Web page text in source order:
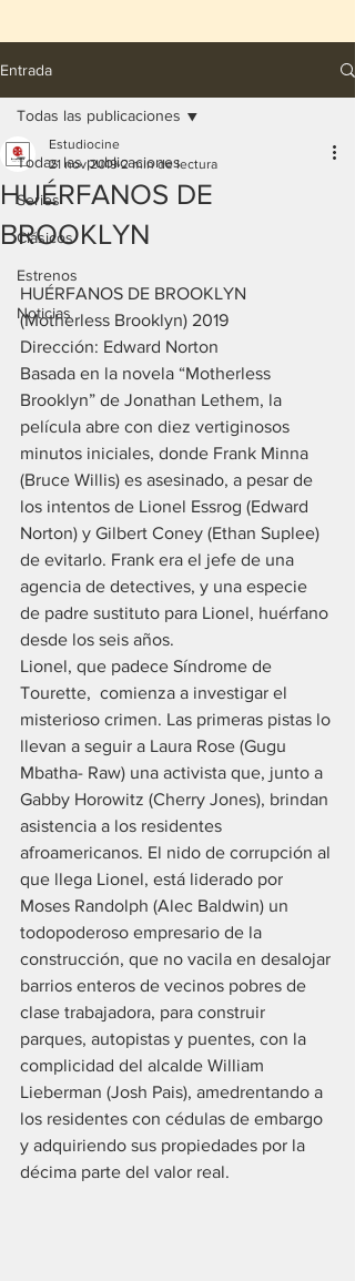
Entrada
Todas las publicaciones
Series
Clásicos
Estrenos
Noticias
Todas las publicaciones
HUÉRFANOS DE
BROOKLYN
Estudiocine
21 nov 2019 2 min de lectura
HUÉRFANOS DE BROOKLYN
(Motherless Brooklyn) 2019
Dirección: Edward Norton
Basada en la novela “Motherless
Brooklyn” de Jonathan Lethem, la
película abre con diez vertiginosos
minutos iniciales, donde Frank Minna
(Bruce Willis) es asesinado, a pesar de
los intentos de Lionel Essrog (Edward
Norton) y Gilbert Coney (Ethan Suplee)
de evitarlo. Frank era el jefe de una
agencia de detectives, y una especie
de padre sustituto para Lionel, huérfano
desde los seis años.
Lionel, que padece Síndrome de
Tourette,  comienza a investigar el
misterioso crimen. Las primeras pistas lo
llevan a seguir a Laura Rose (Gugu
Mbatha- Raw) una activista que, junto a
Gabby Horowitz (Cherry Jones), brindan
asistencia a los residentes
afroamericanos. El nido de corrupción al
que llega Lionel, está liderado por
Moses Randolph (Alec Baldwin) un
todopoderoso empresario de la
construcción, que no vacila en desalojar
barrios enteros de vecinos pobres de
clase trabajadora, para construir
parques, autopistas y puentes, con la
complicidad del alcalde William
Lieberman (Josh Pais), amedrentando a
los residentes con cédulas de embargo
y adquiriendo sus propiedades por la
décima parte del valor real.